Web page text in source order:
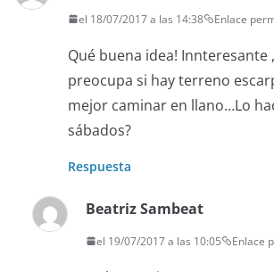
el 18/07/2017 a las 14:38 Enlace
Qué buena idea! Innteresante
preocupa si hay terreno
mejor caminar en llano…Lo
sábados?
Respuesta
Beatriz Sambeat
el 19/07/2017 a las 10:05 Enlace